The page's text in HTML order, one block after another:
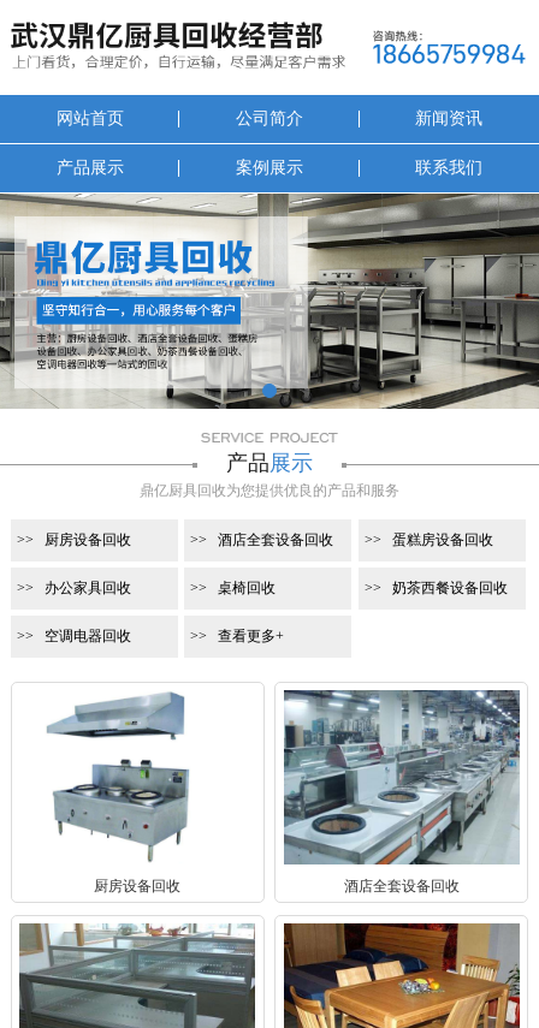
网站首页 公司简介 新闻资讯
产品展示 案例展示 联系我们
1
产品展示
鼎亿厨具回收为您提供优良的产品和服务
厨房设备回收 酒店全套设备回收 蛋糕房设备回收
办公家具回收 桌椅回收 奶茶西餐设备回收
空调电器回收 查看更多+
厨房设备回收 酒店全套设备回收